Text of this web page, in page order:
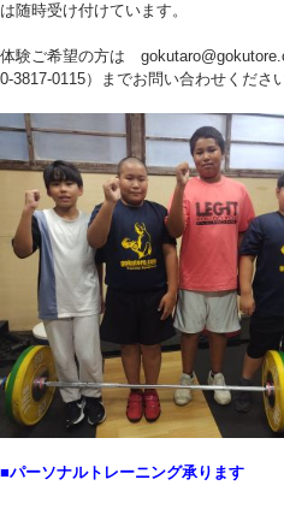
は随時受け付けています。
体験ご希望の方は
0-3817-0115）までお問い合わせください
■パーソナルトレーニング承ります